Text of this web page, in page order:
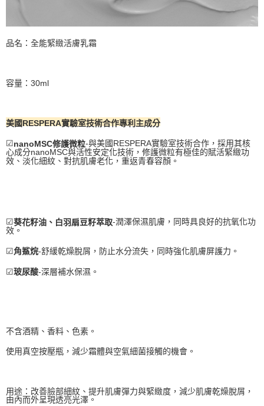
品名：全能緊緻活膚乳霜
容量：30ml
美國RESPERA實驗室技術合作專利主成分
☑nanoMSC修護微粒-與美國RESPERA實驗室技術合作，採用其核
心成分nanoMSC與活性安定化技術，修護微粒有極佳的賦活緊緻功
效、淡化細紋、對抗肌膚老化，重返青春容顏。
☑葵花籽油、白羽扇豆籽萃取-潤澤保濕肌膚，同時具良好的抗氧化功
效。
☑角鯊烷-舒緩乾燥脫屑，防止水分流失，同時強化肌膚屏護力。
☑玻尿酸-深層補水保濕。
不含酒精、香料、色素。
使用真空按壓瓶，減少霜體與空氣細菌接觸的機會。
用途：改善臉部細紋、提升肌膚彈力與緊緻度，減少肌膚乾燥脫屑，
由內而外呈現透亮光澤。